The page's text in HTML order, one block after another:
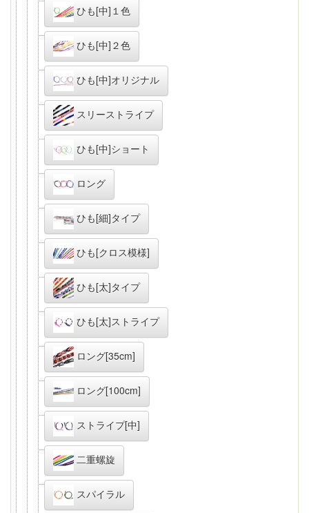
ひも[中]１色
ひも[中]２色
ひも[中]オリジナル
スリーストライプ
ひも[中]ショート
ロング
ひも[細]タイプ
ひも[クロス模様]
ひも[太]タイプ
ひも[太]ストライプ
ロング[35cm]
ロング[100cm]
ストライプ[中]
二重螺旋
スパイラル